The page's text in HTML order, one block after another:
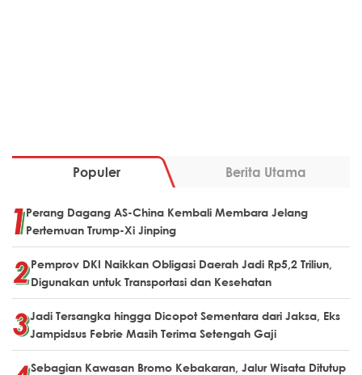
Populer Berita Utama
Perang Dagang AS-China Kembali Membara Jelang
Pertemuan Trump-Xi Jinping
Pemprov DKI Naikkan Obligasi Daerah Jadi Rp5,2 Triliun,
Digunakan untuk Transportasi dan Kesehatan
Jadi Tersangka hingga Dicopot Sementara dari Jaksa, Eks
Jampidsus Febrie Masih Terima Setengah Gaji
Sebagian Kawasan Bromo Kebakaran, Jalur Wisata Ditutup